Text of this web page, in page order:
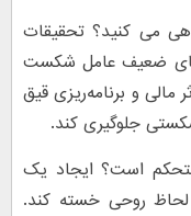
می کنید؟ تحقیقات
ضعیف عامل شکست
و برنامه‌ریزی قیق
جلوگیری کند.
است؟ ایجاد یک
روحی خسته کند.